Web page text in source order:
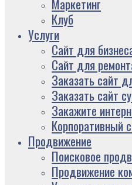
Маркетинг
Клуб
Услуги
Сайт для
Сайт для
Заказать сайт
Заказать сайт
Закажите
Корпоративный
Продвижение
Поисковое
Продвижение